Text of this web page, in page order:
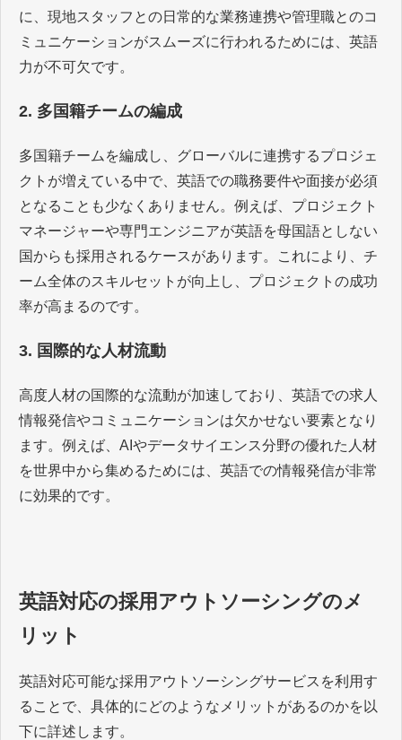
に、現地スタッフとの日常的な業務連携や管理職とのコ
ミュニケーションがスムーズに行われるためには、英語
力が不可欠です。
2. 多国籍チームの編成
多国籍チームを編成し、グローバルに連携するプロジェ
クトが増えている中で、英語での職務要件や面接が必須
となることも少なくありません。例えば、プロジェクト
マネージャーや専門エンジニアが英語を母国語としない
国からも採用されるケースがあります。これにより、チ
ーム全体のスキルセットが向上し、プロジェクトの成功
率が高まるのです。
3. 国際的な人材流動
高度人材の国際的な流動が加速しており、英語での求人
情報発信やコミュニケーションは欠かせない要素となり
ます。例えば、AIやデータサイエンス分野の優れた人材
を世界中から集めるためには、英語での情報発信が非常
に効果的です。
英語対応の採用アウトソーシングのメ
リット
英語対応可能な採用アウトソーシングサービスを利用す
ることで、具体的にどのようなメリットがあるのかを以
下に詳述します。